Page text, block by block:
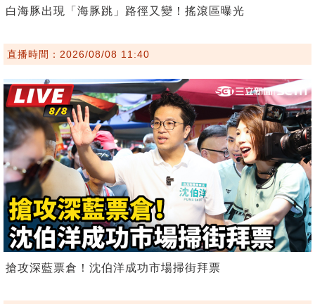
白海豚出現「海豚跳」路徑又變！搖滾區曝光
直播時間：2026/08/08 11:40
搶攻深藍票倉！沈伯洋成功市場掃街拜票